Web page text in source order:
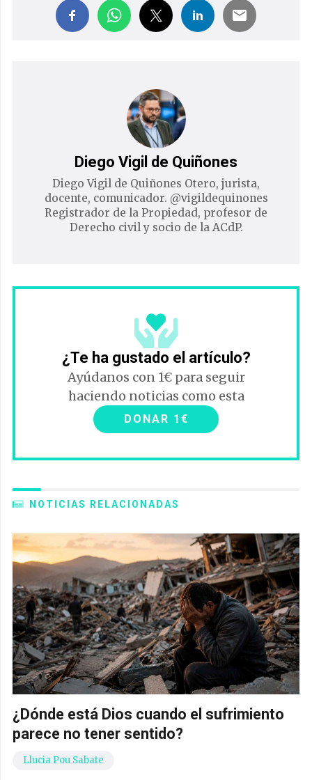
Diego Vigil de Quiñones
Diego Vigil de Quiñones Otero, jurista,
docente, comunicador. @vigildequinones
Registrador de la Propiedad, profesor de
Derecho civil y socio de la ACdP.
¿Te ha gustado el artículo?
Ayúdanos con 1€ para seguir
haciendo noticias como esta
DONAR 1€
NOTICIAS RELACIONADAS
¿Dónde está Dios cuando el sufrimiento
parece no tener sentido?
Llucia Pou Sabate